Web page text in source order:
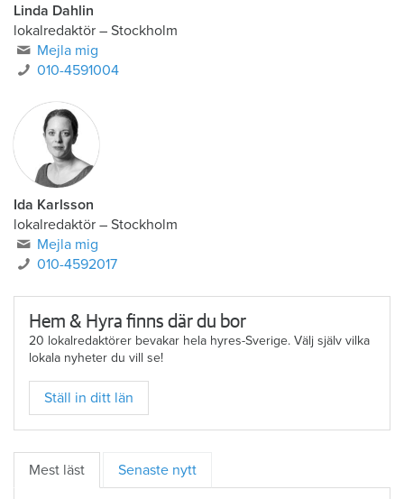
Linda Dahlin
lokalredaktör – Stockholm
Mejla mig
010-4591004
Ida Karlsson
lokalredaktör – Stockholm
Mejla mig
010-4592017
Hem & Hyra finns där du bor
20 lokalredaktörer bevakar hela hyres-Sverige. Välj själv vilka
lokala nyheter du vill se!
Ställ in ditt län
Mest läst Senaste nytt